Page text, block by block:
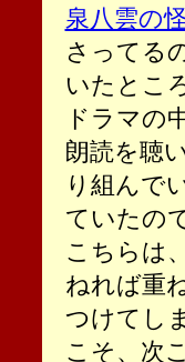
泉八雲の怪
さってる
いたとこ
ドラマの
朗読を聴
り組んで
ていたの
こちらは
ねれば重
つけてし
こそ、次